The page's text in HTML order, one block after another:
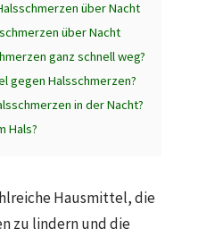
über Nacht
über Nacht
ganz schnell weg?
gegen Halsschmerzen?
in der Nacht?
Hals?
Hausmittel, die
zu lindern und die